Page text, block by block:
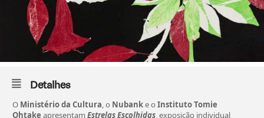
Detalhes
O Ministério da Cultura, o Nubanke o Instituto Tomie
Ohtake apresentam Estrelas Escolhidas, exposição individual